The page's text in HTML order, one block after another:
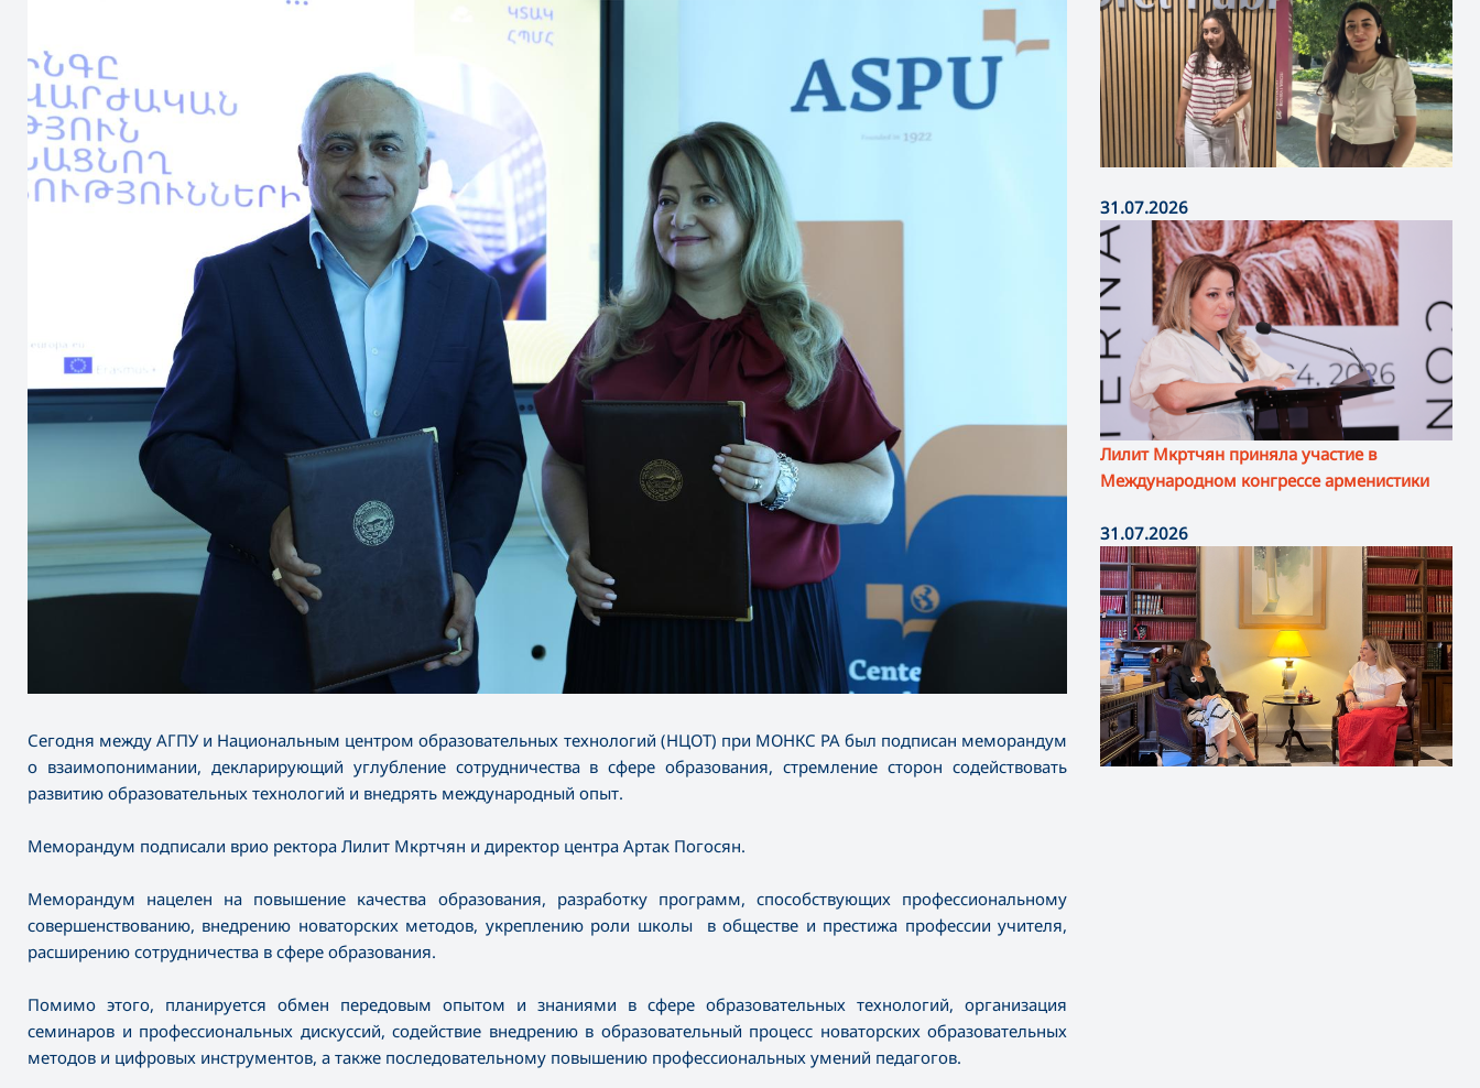
Сегодня между АГПУ и Национальным центром образовательных технологий (НЦОТ) при МОНКС РА был подписан меморандум
о взаимопонимании, декларирующий углубление сотрудничества в сфере образования, стремление сторон содействовать
развитию образовательных технологий и внедрять международный опыт.
Меморандум подписали врио ректора Лилит Мкртчян и директор центра Артак Погосян.
Меморандум нацелен на повышение качества образования, разработку программ, способствующих профессиональному
совершенствованию, внедрению новаторских методов, укреплению роли школы в обществе и престижа профессии учителя,
расширению сотрудничества в сфере образования.
Помимо этого, планируется обмен передовым опытом и знаниями в сфере образовательных технологий, организация
семинаров и профессиональных дискуссий, содействие внедрению в образовательный процесс новаторских образовательных
методов и цифровых инструментов, а также последовательному повышению профессиональных умений педагогов.
31.07.2026
Лилит Мкртчян приняла участие в
Международном конгрессе арменистики
31.07.2026